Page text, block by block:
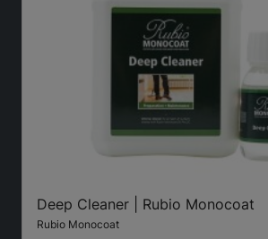
Deep Cleaner | Rubio Monocoat
Rubio Monocoat